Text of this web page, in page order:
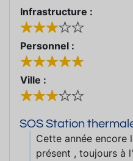
Infrastructure :
Personnel :
Ville :
SOS Station
Cette année encore
présent , toujours à